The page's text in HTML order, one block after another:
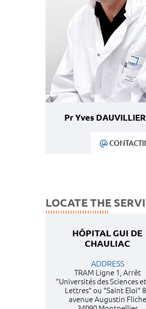
Pr Yves
LOCATE THE
HÔPITAL GUI DE
CHAULIAC
ADDRESS
TRAM Ligne 1, Arrêt
"Universités des Sciences
Lettres" ou "Saint Eloi"
avenue Augustin Fliche